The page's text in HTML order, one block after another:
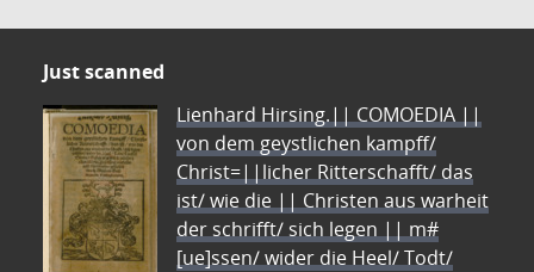
Just scanned
Lienhard Hirsing.|| COMOEDIA ||
von dem geystlichen kampff/
Christ=||licher Ritterschafft/ das
ist/ wie die || Christen aus warheit
der schrifft/ sich legen || m#
[ue]ssen/ wider die Heel/ Todt/